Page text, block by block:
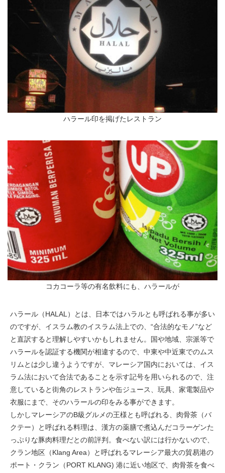
ハラール印を掲げたレストラン
コカコーラ等の有名飲料にも、ハラールが
ハラール（HALAL）とは、日本ではハラルとも呼ばれる事が多い
のですが、イスラム教のイスラム法上での、“合法的なモノ”など
と直訳すると理解しやすいかもしれません。国や地域、宗派等で
ハラールを認証する機関が相違するので、中東や中近東でのムス
リムとは少し違うようですが、マレーシア国内においては、イス
ラム法において合法であることを示す記号を用いられるので、注
意していると街角のレストランや缶ジュース、玩具、家電製品や
衣服にまで、そのハラールの印をみる事ができます。
しかしマレーシアのB級グルメの王様とも呼ばれる、肉骨茶（バ
クテー）と呼ばれる料理は、漢方の薬膳で煮込んだコラーゲンた
っぷりな豚肉料理だとの前評判。食べない訳には行かないので、
クラン地区（Klang Area）と呼ばれるマレーシア最大の貿易港の
ポート・クラン（PORT KLANG) 港に近い地区で、肉骨茶を食べ